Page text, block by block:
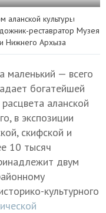
аланской культуры
реставратор Музея
Нижнего Архыза
— всего
богатейшей
аланской
в экспозиции
скифской и
10 тысяч
двум
культурного